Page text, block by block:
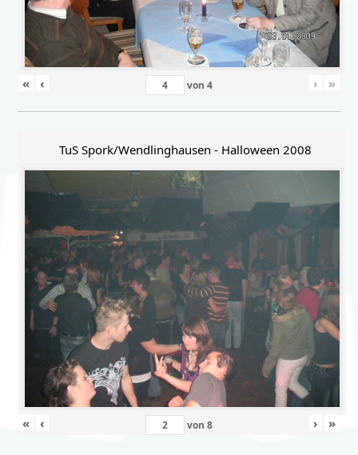
« ‹ von 4 › »
TuS Spork/Wendlinghausen - Halloween 2008
« ‹ von 8 › »